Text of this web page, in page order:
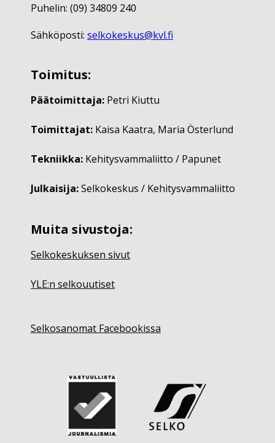
Puhelin: (09) 34809 240
Sähköposti: selkokeskus@kvl.fi
Toimitus:
Päätoimittaja: Petri Kiuttu
Toimittajat: Kaisa Kaatra, Maria Österlund
Tekniikka: Kehitysvammaliitto / Papunet
Julkaisija:Selkokeskus / Kehitysvammaliitto
Muita sivustoja:
Selkokeskuksen sivut
YLE:n selkouutiset
Selkosanomat Facebookissa